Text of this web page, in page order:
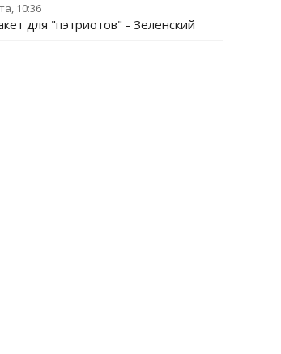
10:36
для "пэтриотов" - Зеленский